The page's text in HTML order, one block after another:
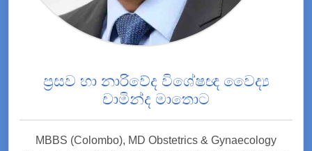
ප්‍රසව හා නාරිවේද විශේෂඥ වෛද්‍ය
චාමින්ද මාතොට
MBBS (Colombo), MD Obstetrics & Gynaecology